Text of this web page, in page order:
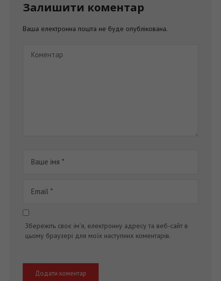
Залишити коментар
Ваша електронна пошта не буде опублікована.
Збережіть своє ім'я, електронну адресу та веб-сайт в
цьому браузері для моїх наступних коментарів.